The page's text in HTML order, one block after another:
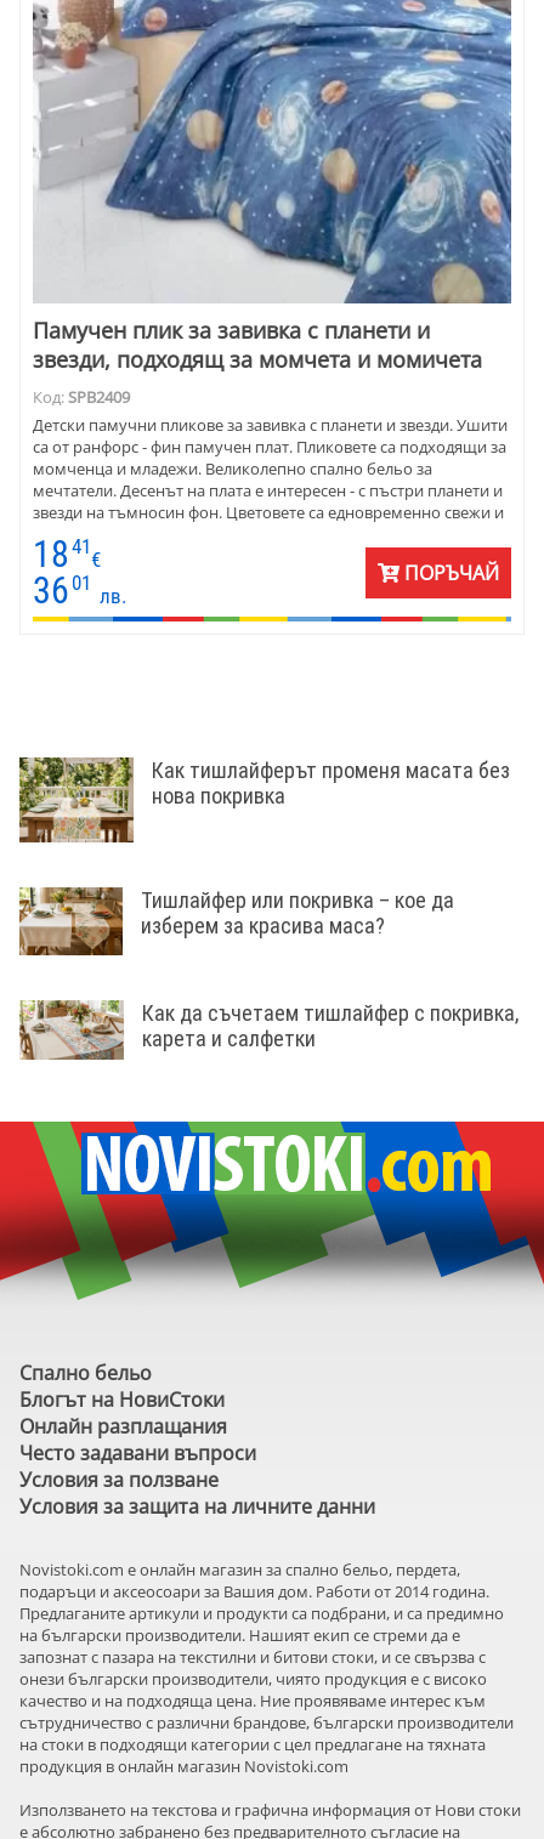
Памучен плик за завивка с планети и
звезди, подходящ за момчета и момичета
Код:SPB2409
Детски памучни пликове за завивка с планети и звезди. Ушити
са от ранфорс - фин памучен плат. Пликовете са подходящи за
момченца и младежи. Великолепно спално бельо за
мечтатели. Десенът на плата е интересен - с пъстри планети и
звезди на тъмносин фон. Цветовете са едновременно свежи и
пастелни. Пликът се комбинира със сини, червени, жълти и
оранжеви едноцветни калъфки и долни чаршафи .
18 41
€
36 01
лв.
ПОРЪЧАЙ
Как тишлайферът променя масата без
нова покривка
Тишлайфер или покривка – кое да
изберем за красива маса?
Как да съчетаем тишлайфер с покривка,
карета и салфетки
Спално бельо
Блогът на НовиСтоки
Онлайн разплащания
Често задавани въпроси
Условия за ползване
Условия за защита на личните данни
Novistoki.com e онлайн магазин за спално бельо, пердета,
подаръци и аксеосоари за Вашия дом. Работи от 2014 година.
Предлаганите артикули и продукти са подбрани, и са предимно
на български производители. Нашият екип се стреми да е
запознат с пазара на текстилни и битови стоки, и се свързва с
онези български производители, чиято продукция е с високо
качество и на подходяща цена. Ние проявяваме интерес към
сътрудничество с различни брандове, български производители
на стоки в подходящи категории с цел предлагане на тяхната
продукция в онлайн магазин Novistoki.com
Използването на текстова и графична информация от Нови стоки
е абсолютно забранено без предварителното съгласие на